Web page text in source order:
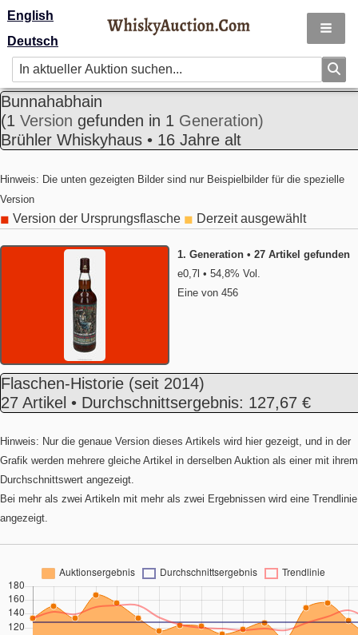
English
Deutsch
Bunnahabhain
(1 Version gefunden in 1 Generation)
Brühler Whiskyhaus • 16 Jahre alt
Hinweis: Die unten gezeigten Bilder sind nur Beispielbilder für die spezielle
Version
◼ Version der Ursprungsflasche ◼ Derzeit ausgewählt
1. Generation • 27 Artikel gefunden
e0,7l • 54,8% Vol.
Eine von 456
Flaschen-Historie (seit 2014)
27 Artikel • Durchschnittsergebnis: 127,67 €
Hinweis: Nur die genaue Version dieses Artikels wird hier gezeigt, und in der
Grafik werden mehrere gleiche Artikel in derselben Auktion als einer mit ihrem
Durchschnittswert angezeigt.
Bei mehr als zwei Artikeln mit mehr als zwei Ergebnissen wird eine Trendlinie
angezeigt.